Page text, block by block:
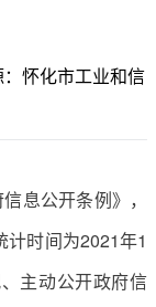
怀化市工业和信
息公开条例》，
计时间为2021年1
主动公开政府信